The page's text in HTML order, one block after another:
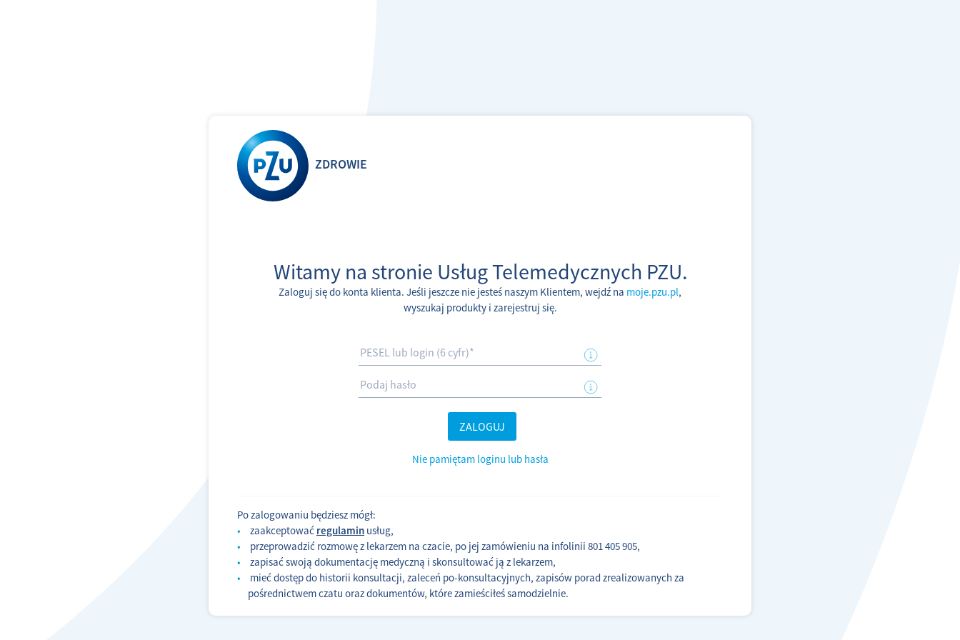
ZDROWIE
Witamy na stronie Usług Telemedycznych PZU.
Zaloguj się do konta klienta. Jeśli jeszcze nie jesteś naszym Klientem, wejdź na moje.pzu.pl,
wyszukaj produkty i zarejestruj się.
ZALOGUJ
Nie pamiętam loginu lub hasła
Po zalogowaniu będziesz mógł:
zaakceptować regulamin usług,
przeprowadzić rozmowę z lekarzem na czacie, po jej zamówieniu na infolinii 801 405 905,
zapisać swoją dokumentację medyczną i skonsultować ją z lekarzem,
mieć dostęp do historii konsultacji, zaleceń po-konsultacyjnych, zapisów porad zrealizowanych za
pośrednictwem czatu oraz dokumentów, które zamieściłeś samodzielnie.